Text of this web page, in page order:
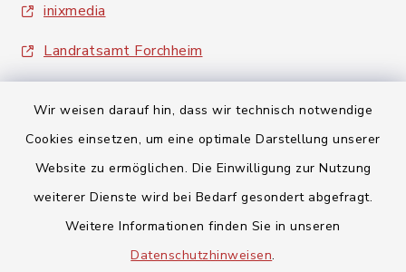
Wir weisen darauf hin, dass wir technisch notwendige
Cookies einsetzen, um eine optimale Darstellung unserer
Website zu ermöglichen. Die Einwilligung zur Nutzung
weiterer Dienste wird bei Bedarf gesondert abgefragt.
Weitere Informationen finden Sie in unseren
Datenschutzhinweisen.
inixmedia
Landratsamt Forchheim
Barrierefreiheit